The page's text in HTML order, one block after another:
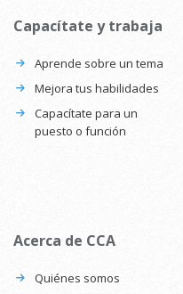
Capacítate y trabaja
Aprende sobre un tema
Mejora tus habilidades
Capacítate para un
puesto o función
Acerca de CCA
Quiénes somos